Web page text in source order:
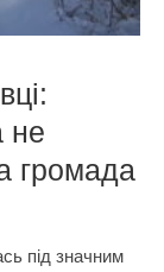
не
громада
під значним